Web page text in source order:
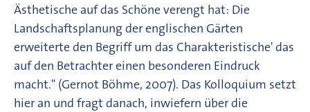
Ästhetische auf das Schöne verengt hat: Die
Landschaftsplanung der englischen Gärten
erweiterte den Begriff um das Charakteristische' das
auf den Betrachter einen besonderen Eindruck
macht." (Gernot Böhme, 2007). Das Kolloquium setzt
hier an und fragt danach, inwiefern über die